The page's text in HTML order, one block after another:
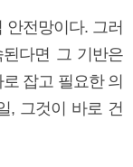
전망이다. 그러
다면 그 기반은
로 잡고 필요한 의
, 그것이 바로 건